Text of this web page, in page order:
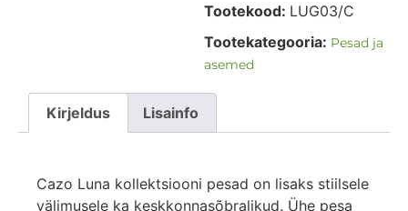
Tootekood: LUG03/C
Tootekategooria: Pesad ja
asemed
Kirjeldus Lisainfo
Cazo Luna kollektsiooni pesad on lisaks stiilsele
välimusele ka keskkonnasõbralikud. Ühe pesa